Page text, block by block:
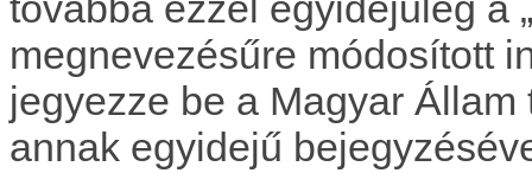
megnevezésűre módosított
jegyezze be a Magyar Állam
annak egyidejű